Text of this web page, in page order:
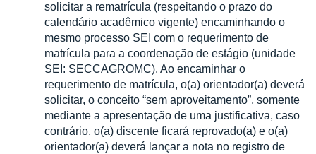
solicitar a rematrícula (respeitando o prazo do
calendário acadêmico vigente) encaminhando o
mesmo processo SEI com o requerimento de
matrícula para a coordenação de estágio (unidade
SEI: SECCAGROMC). Ao encaminhar o
requerimento de matrícula, o(a) orientador(a) deverá
solicitar, o conceito “sem aproveitamento”, somente
mediante a apresentação de uma justificativa, caso
contrário, o(a) discente ficará reprovado(a) e o(a)
orientador(a) deverá lançar a nota no registro de